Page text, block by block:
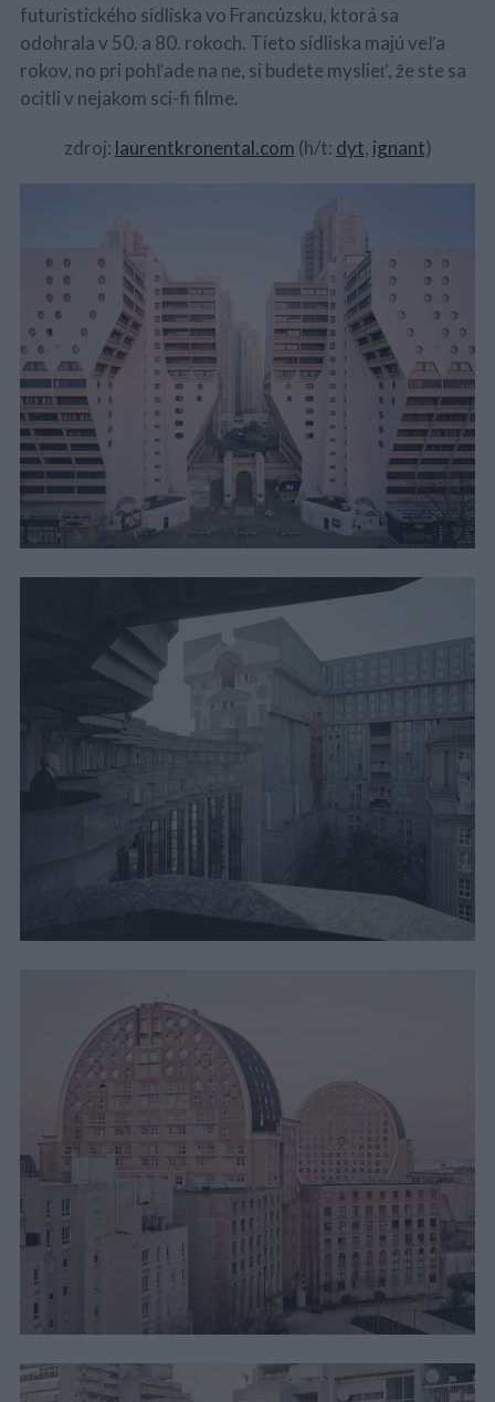
futuristického sídliska vo Francúzsku, ktorá sa
odohrala v 50. a 80. rokoch. Tieto sídliska majú veľa
rokov, no pri pohľade na ne, si budete myslieť, že ste sa
ocitli v nejakom sci-fi filme.
zdroj: laurentkronental.com (h/t: dyt, ignant)